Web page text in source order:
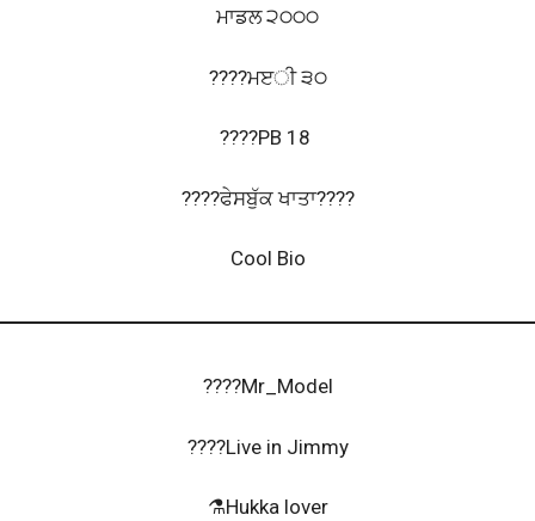
ਮਾਡਲ ੨੦੦੦
????ਮੲੀ ੩੦
????PB 18
????ਫੇਸਬੁੱਕ ਖਾਤਾ????
Cool Bio
????Mr_Model
????Live in Jimmy
⚗Hukka lover